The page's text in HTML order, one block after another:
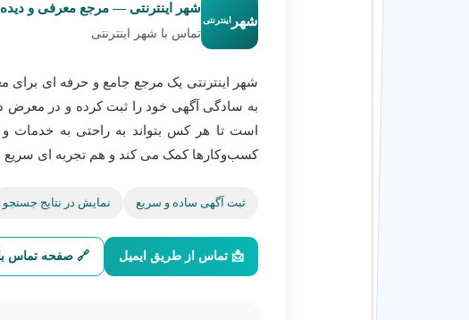
شهر اینترنتی
شهر اینترنتی — مرجع معرفی و
تماس با شهر اینترنتی
شهر اینترنتی یک مرجع جامع و حرفه ای برای
به سادگی آگهی خود را ثبت کرده و در معرض
است تا هر کس بتواند به راحتی به خدمات و
کسب‌وکارها کمک می کند و هم تجربه ای سریع
ثبت آگهی ساده و سریع نمایش در نتایج جستجو
📩 تماس از طریق ایمیل 🔗 صفحه تماس